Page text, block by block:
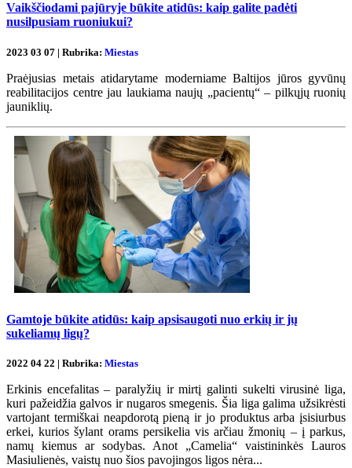
Vaikščiodami pajūryje būkite atidūs: kaip galite padėti
nusilpusiam ruoniukui?
2023 03 07 | Rubrika: Miestas
Praėjusias metais atidarytame moderniame Baltijos jūros gyvūnų
reabilitacijos centre jau laukiama naujų „pacientų“ – pilkųjų ruonių
jauniklių.
Gamtoje būkite atidūs: kaip apsisaugoti nuo erkių ir jų
sukeliamų ligų?
2022 04 22 | Rubrika: Miestas
Erkinis encefalitas – paralyžių ir mirtį galinti sukelti virusinė liga,
kuri pažeidžia galvos ir nugaros smegenis. Šia liga galima užsikrėsti
vartojant termiškai neapdorotą pieną ir jo produktus arba įsisiurbus
erkei, kurios šylant orams persikelia vis arčiau žmonių – į parkus,
namų kiemus ar sodybas. Anot „Camelia“ vaistininkės Lauros
Masiulienės, vaistų nuo šios pavojingos ligos nėra...